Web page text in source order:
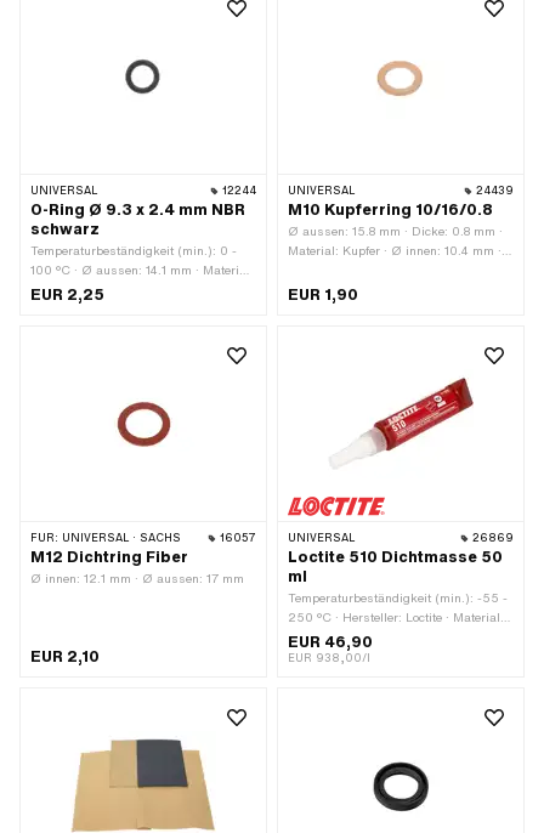
UNIVERSAL 12244
O-Ring Ø 9.3 x 2.4 mm NBR
schwarz
Temperaturbeständigkeit (min.): 0 -
100 °C · Ø aussen: 14.1 mm · Material:
NBR · Ø innen: 9.3 mm · Schnurdicke:
2.4 mm · Härte: 70 Shore
EUR 2,25
UNIVERSAL 24439
M10 Kupferring 10/16/0.8
Ø aussen: 15.8 mm · Dicke: 0.8 mm ·
Material: Kupfer · Ø innen: 10.4 mm ·
Nr.: 0250 042 001
EUR 1,90
FÜR: UNIVERSAL · SACHS 16057
M12 Dichtring Fiber
Ø innen: 12.1 mm · Ø aussen: 17 mm
EUR 2,10
UNIVERSAL 26869
Loctite 510 Dichtmasse 50
ml
Temperaturbeständigkeit (min.): -55 -
250 °C · Hersteller: Loctite · Material:
Silikon · Inhalt: 50 ml · Farbe: pink ·
Gefahrenhinweis: Kann allergische
reizen · Gefahrenhinweis: Verursacht
GHS07 - Vorsicht gefährlich ·
Anwendungsbereich: Chemie ·
Spaltmass (max.): 0.25 mm
EUR 46,90
EUR 938,00/l